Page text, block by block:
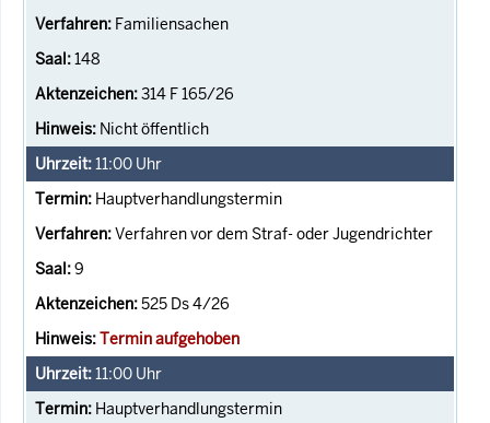
Familiensachen
148
314 F 165/26
Nicht öffentlich
11:00 Uhr
Hauptverhandlungstermin
Verfahren vor dem Straf- oder Jugendrichter
9
525 Ds 4/26
Termin aufgehoben
11:00 Uhr
Hauptverhandlungstermin